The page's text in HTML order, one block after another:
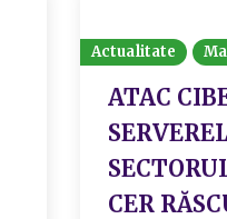
Actualitate
ATAC
CER